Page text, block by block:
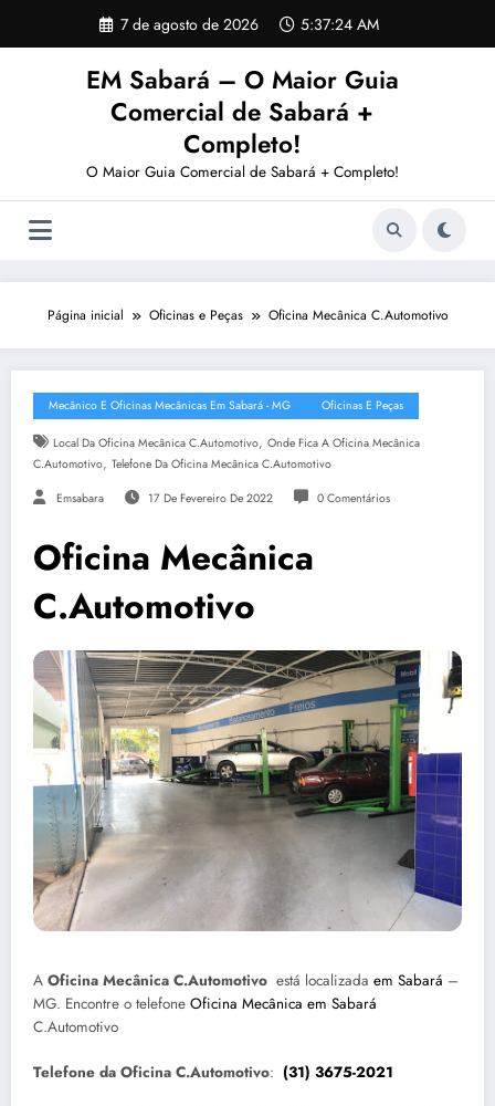
o
7 de agosto de 2026 5:37:25 AM
EM Sabará – O Maior Guia
Comercial de Sabará +
Completo!
O Maior Guia Comercial de Sabará + Completo!
Página inicial Oficinas e Peças Oficina Mecânica C.Automotivo
Mecânico E Oficinas Mecânicas Em Sabará - MG Oficinas E Peças
Local Da Oficina Mecânica C.Automotivo, Onde Fica A Oficina Mecânica
C.Automotivo, Telefone Da Oficina Mecânica C.Automotivo
Emsabara 17 De Fevereiro De 2022 0 Comentários
Oficina Mecânica
C.Automotivo
A Oficina Mecânica C.Automotivo está localizada em Sabará –
MG. Encontre o telefone Oficina Mecânica em Sabará
C.Automotivo
Telefone da Oficina C.Automotivo: (31) 3675-2021